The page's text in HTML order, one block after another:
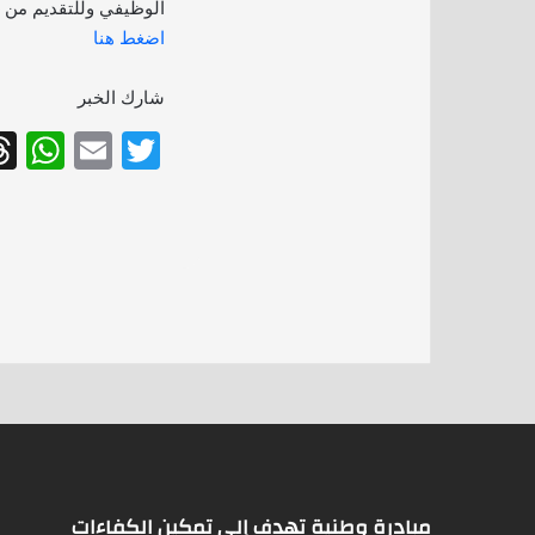
الوظيفي وللتقديم من
اضغط هنا
شارك الخبر
T
E
W